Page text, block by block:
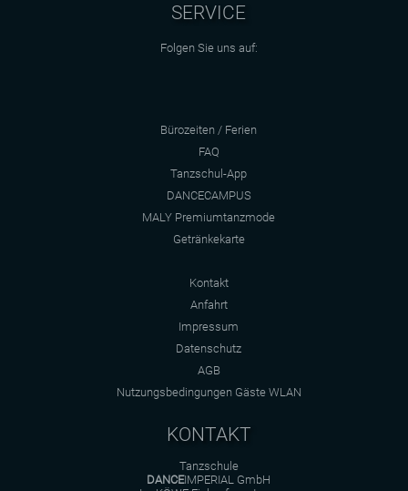
SERVICE
Folgen Sie uns auf:
Bürozeiten / Ferien
FAQ
Tanzschul-App
DANCECAMPUS
MALY Premiumtanzmode
Getränkekarte
Kontakt
Anfahrt
Impressum
Datenschutz
AGB
Nutzungsbedingungen Gäste WLAN
KONTAKT
Tanzschule
DANCEIMPERIAL GmbH